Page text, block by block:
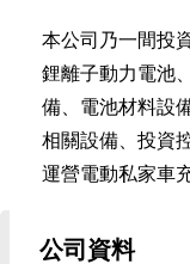
本公司乃一間投
鋰離子動力電池
備、電池材料設
相關設備、投資
運營電動私家車
公司資料